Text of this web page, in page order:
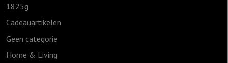
1825g
Cadeauartikelen
Geen categorie
Home & Living